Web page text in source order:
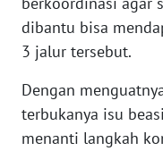
dibantu bisa
3 jalur tersebut.
Dengan
terbukanya isu
menanti langkah
JAKARTA
WN
JABAR